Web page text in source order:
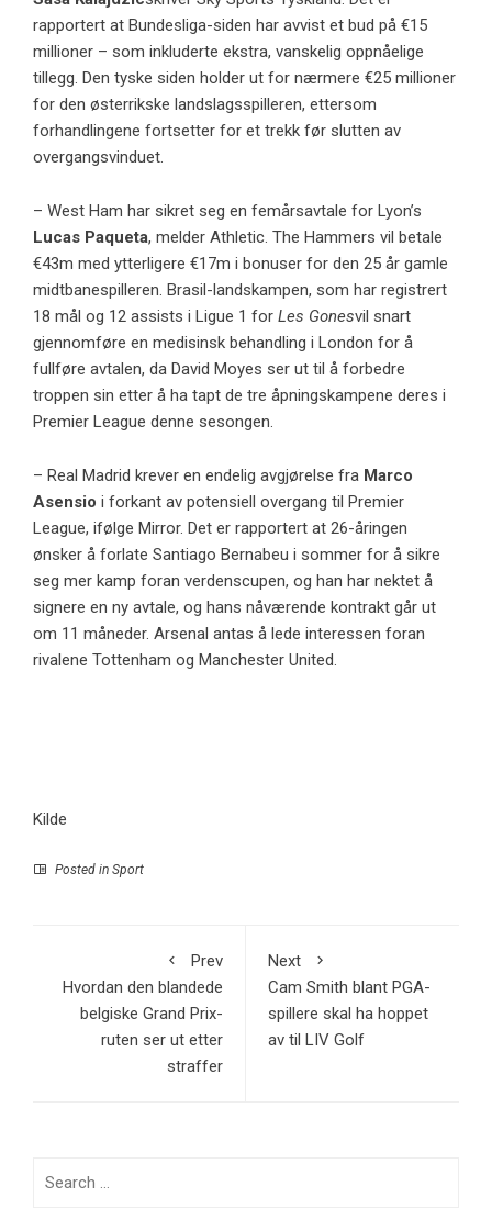
rapportert at Bundesliga-siden har avvist et bud på €15
millioner – som inkluderte ekstra, vanskelig oppnåelige
tillegg. Den tyske siden holder ut for nærmere €25 millioner
for den østerrikske landslagsspilleren, ettersom
forhandlingene fortsetter for et trekk før slutten av
overgangsvinduet.
– West Ham har sikret seg en femårsavtale for Lyon’s
Lucas Paqueta, melder Athletic. The Hammers vil betale
€43m med ytterligere €17m i bonuser for den 25 år gamle
midtbanespilleren. Brasil-landskampen, som har registrert
18 mål og 12 assists i Ligue 1 for Les Gonesvil snart
gjennomføre en medisinsk behandling i London for å
fullføre avtalen, da David Moyes ser ut til å forbedre
troppen sin etter å ha tapt de tre åpningskampene deres i
Premier League denne sesongen.
– Real Madrid krever en endelig avgjørelse fra Marco
Asensio i forkant av potensiell overgang til Premier
League, ifølge Mirror. Det er rapportert at 26-åringen
ønsker å forlate Santiago Bernabeu i sommer for å sikre
seg mer kamp foran verdenscupen, og han har nektet å
signere en ny avtale, og hans nåværende kontrakt går ut
om 11 måneder. Arsenal antas å lede interessen foran
rivalene Tottenham og Manchester United.
Kilde
Posted in Sport
Prev
Hvordan den blandede
belgiske Grand Prix-
ruten ser ut etter
straffer
Next
Cam Smith blant PGA-
spillere skal ha hoppet
av til LIV Golf